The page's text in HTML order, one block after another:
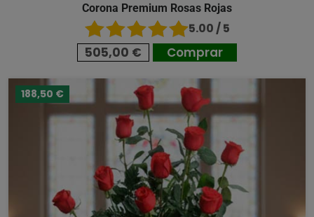
Corona Premium Rosas Rojas
5.00 / 5
505,00 € Comprar
188,50 €